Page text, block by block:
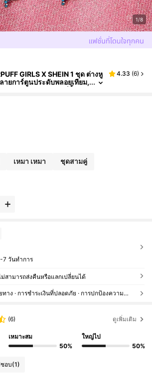
1/8
GIRLS X SHEIN 1 ชุด ต่างหู
ายการ์ตูนประดับพลอยเทียม,
4.33 (6)
เหมา เหมา ชุดสามคู่
7 วันทำการ
สามารถส่งคืนหรือแลกเปลี่ยนได้
มีบริการเก็บเงินปลายทาง · การชำระเงินที่ปลอดภัย · การปกป้องความเป็นส่วนตัว
(6) ดูเพิ่มเติม
เหมาะสม
50%
ใหญ่ไป
50%
อบ(1)